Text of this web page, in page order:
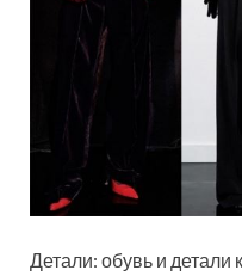
Детали: обувь и детали